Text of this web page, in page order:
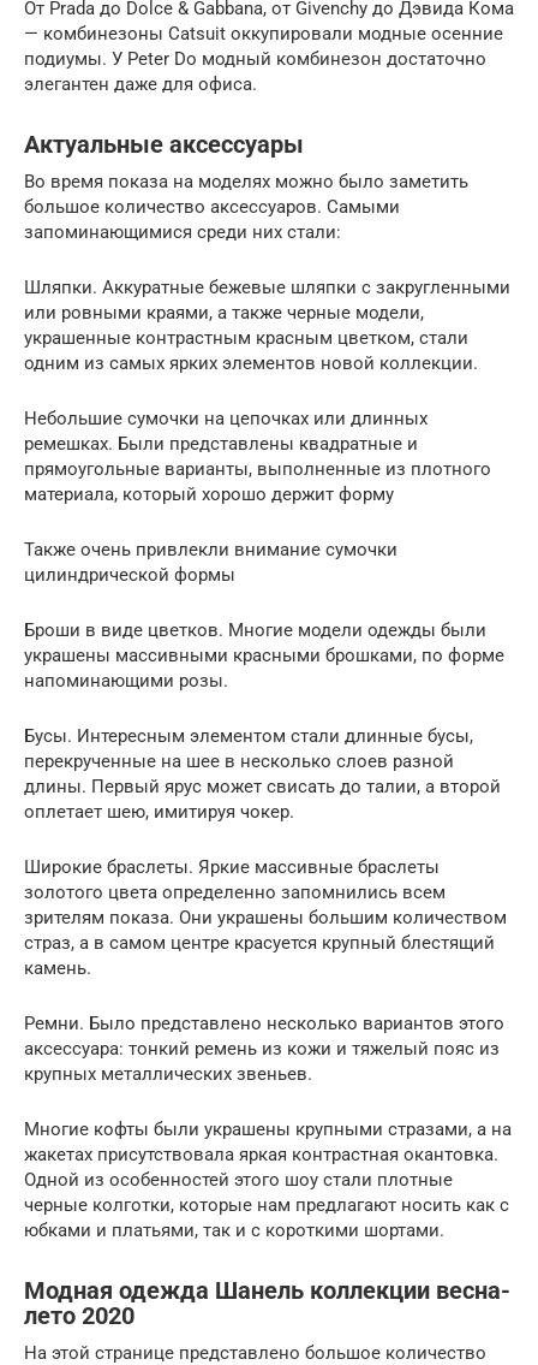
От Prada до Dolce & Gabbana, от Givenchy до Дэвида Кома
— комбинезоны Catsuit оккупировали модные осенние
подиумы. У Peter Do модный комбинезон достаточно
элегантен даже для офиса.
Актуальные аксессуары
Во время показа на моделях можно было заметить
большое количество аксессуаров. Самыми
запоминающимися среди них стали:
Шляпки. Аккуратные бежевые шляпки с закругленными
или ровными краями, а также черные модели,
украшенные контрастным красным цветком, стали
одним из самых ярких элементов новой коллекции.
Небольшие сумочки на цепочках или длинных
ремешках. Были представлены квадратные и
прямоугольные варианты, выполненные из плотного
материала, который хорошо держит форму
Также очень привлекли внимание сумочки
цилиндрической формы
Броши в виде цветков. Многие модели одежды были
украшены массивными красными брошками, по форме
напоминающими розы.
Бусы. Интересным элементом стали длинные бусы,
перекрученные на шее в несколько слоев разной
длины. Первый ярус может свисать до талии, а второй
оплетает шею, имитируя чокер.
Широкие браслеты. Яркие массивные браслеты
золотого цвета определенно запомнились всем
зрителям показа. Они украшены большим количеством
страз, а в самом центре красуется крупный блестящий
камень.
Ремни. Было представлено несколько вариантов этого
аксессуара: тонкий ремень из кожи и тяжелый пояс из
крупных металлических звеньев.
Многие кофты были украшены крупными стразами, а на
жакетах присутствовала яркая контрастная окантовка.
Одной из особенностей этого шоу стали плотные
черные колготки, которые нам предлагают носить как с
юбками и платьями, так и с короткими шортами.
Модная одежда Шанель коллекции весна-
лето 2020
На этой странице представлено большое количество